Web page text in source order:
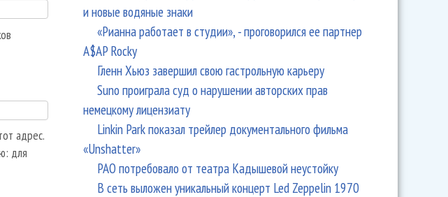
адрес.
для
и новые водяные знаки
«Рианна работает в студии», - проговорился ее партнер
A$AP Rocky
Гленн Хьюз завершил свою гастрольную карьеру
Suno проиграла суд о нарушении авторских прав
немецкому лицензиату
Linkin Park показал трейлер документального фильма
«Unshatter»
РАО потребовало от театра Кадышевой неустойку
В сеть выложен уникальный концерт Led Zeppelin 1970